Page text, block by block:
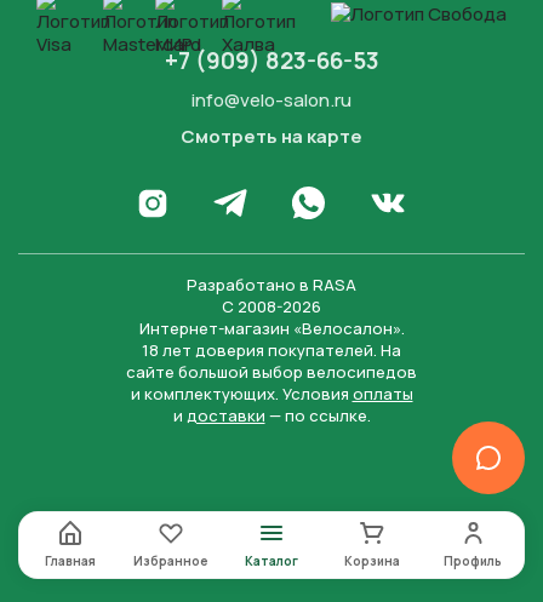
+7 (909) 823-66-53
info@velo-salon.ru
Смотреть на карте
Перейти в Инстаграм
Написать в Телеграм
Написать в WhatsApp
Перейти во
Разработано в RASA
С 2008-2026
Интернет-магазин «Велосалон».
18 лет доверия покупателей. На
сайте большой выбор велосипедов
и комплектующих. Условия оплаты
и доставки — по ссылке.
Главная Избранное Каталог Корзина Профиль
Нажимая на кнопку “Отправить заявку”, вы даете
согласие на обработку персональных данных и
соглашаетесь с политикой конфиденциальности